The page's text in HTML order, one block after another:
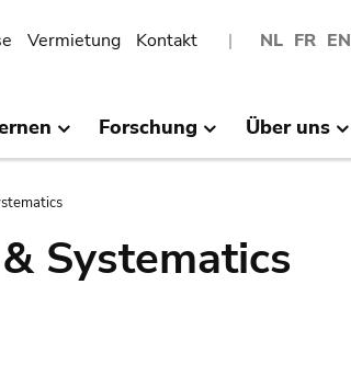
NL FR EN
Vermietung Kontakt
Forschung Über uns
Systematics